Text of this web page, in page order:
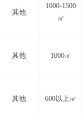
其他
1000-1500
㎡
其他 1000㎡
其他 600以上㎡